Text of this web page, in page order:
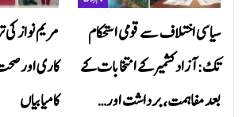
مریم نواز کی
کاری اور
کامیابیاں
سیاسی اختلاف سے قومی استحکام
تک: آزاد کشمیر کے انتخابات کے
بعد مفاہمت، برداشت اور…